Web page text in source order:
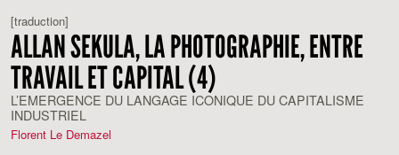
[traduction]
ALLAN SEKULA, LA PHOTOGRAPHIE, ENTRE
TRAVAIL ET CAPITAL (4)
L’EMERGENCE DU LANGAGE ICONIQUE DU CAPITALISME
INDUSTRIEL
Florent Le Demazel